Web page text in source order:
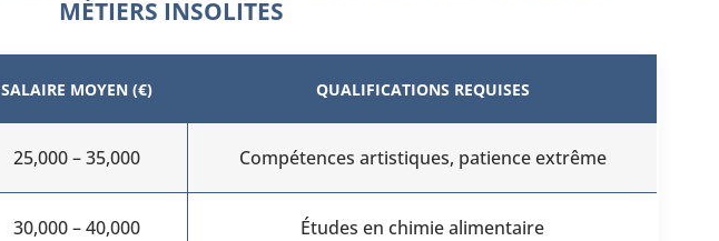
MÉTIERS INSOLITES
SALAIRE MOYEN (€) QUALIFICATIONS REQUISES
25,000 – 35,000 Compétences artistiques, patience extrême
30,000 – 40,000 Études en chimie alimentaire